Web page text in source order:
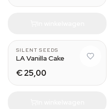
SILENT SEEDS
LA Vanilla Cake
€ 25,00